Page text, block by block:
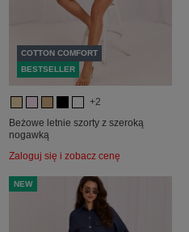
COTTON COMFORT
BESTSELLER
+2
Beżowe letnie szorty z szeroką
nogawką
Zaloguj się i zobacz cenę
NEW